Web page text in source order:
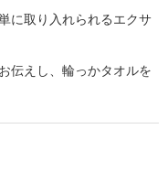
に取り入れられるエクサ
伝えし、輪っかタオルを